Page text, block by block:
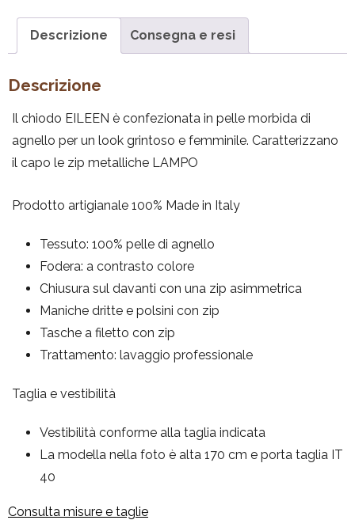
Descrizione Consegna e resi
Descrizione
Il chiodo EILEEN è confezionata in pelle morbida di
agnello per un look grintoso e femminile. Caratterizzano
il capo le zip metalliche LAMPO
Prodotto artigianale 100% Made in Italy
Tessuto: 100% pelle di agnello
Fodera: a contrasto colore
Chiusura sul davanti con una zip asimmetrica
Maniche dritte e polsini con zip
Tasche a filetto con zip
Trattamento: lavaggio professionale
Taglia e vestibilità
Vestibilità conforme alla taglia indicata
La modella nella foto è alta 170 cm e porta taglia IT
40
Consulta misure e taglie